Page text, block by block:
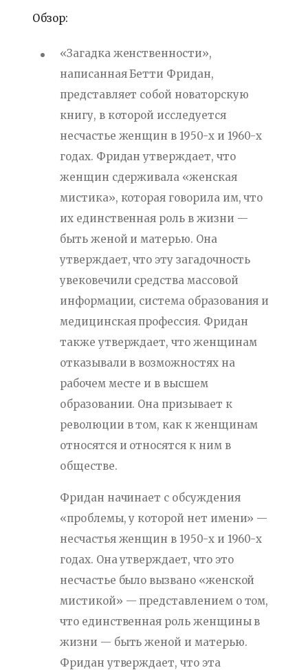
Обзор:
«Загадка женственности»,
написанная Бетти Фридан,
представляет собой новаторскую
книгу, в которой исследуется
несчастье женщин в 1950-х и 1960-х
годах. Фридан утверждает, что
женщин сдерживала «женская
мистика», которая говорила им, что
их единственная роль в жизни —
быть женой и матерью. Она
утверждает, что эту загадочность
увековечили средства массовой
информации, система образования и
медицинская профессия. Фридан
также утверждает, что женщинам
отказывали в возможностях на
рабочем месте и в высшем
образовании. Она призывает к
революции в том, как к женщинам
относятся и относятся к ним в
обществе.
Фридан начинает с обсуждения
«проблемы, у которой нет имени» —
несчастья женщин в 1950-х и 1960-х
годах. Она утверждает, что это
несчастье было вызвано «женской
мистикой» — представлением о том,
что единственная роль женщины в
жизни — быть женой и матерью.
Фридан утверждает, что эта